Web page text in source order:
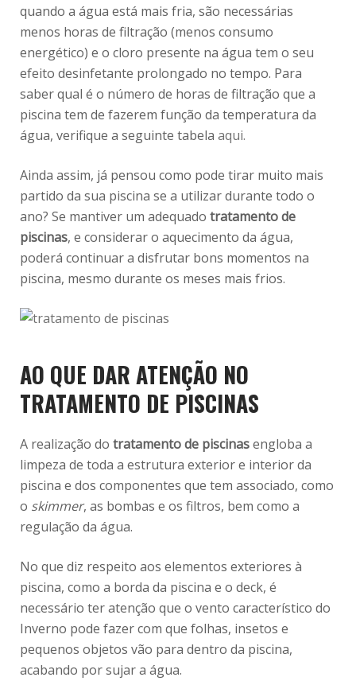
quando a água está mais fria, são necessárias
menos horas de filtração (menos consumo
energético) e o cloro presente na água tem o seu
efeito desinfetante prolongado no tempo. Para
saber qual é o número de horas de filtração que a
piscina tem de fazerem função da temperatura da
água, verifique a seguinte tabela aqui.
Ainda assim, já pensou como pode tirar muito mais
partido da sua piscina se a utilizar durante todo o
ano? Se mantiver um adequado tratamento de
piscinas, e considerar o aquecimento da água,
poderá continuar a disfrutar bons momentos na
piscina, mesmo durante os meses mais frios.
AO QUE DAR ATENÇÃO NO
TRATAMENTO DE PISCINAS
A realização do tratamento de piscinasengloba a
limpeza de toda a estrutura exterior e interior da
piscina e dos componentes que tem associado, como
o skimmer, as bombas e os filtros, bem como a
regulação da água.
No que diz respeito aos elementos exteriores à
piscina, como a borda da piscina e o deck, é
necessário ter atenção que o vento característico do
Inverno pode fazer com que folhas, insetos e
pequenos objetos vão para dentro da piscina,
acabando por sujar a água.